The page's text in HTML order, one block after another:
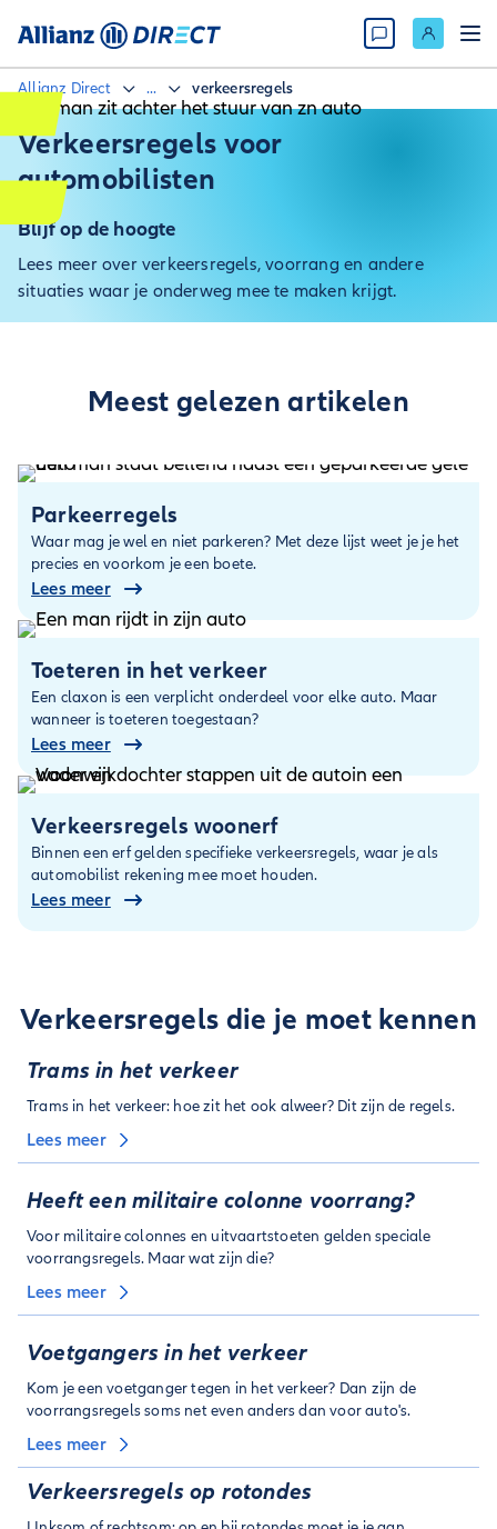
Allianz Direct ... verkeersregels
Verkeersregels voor
automobilisten
Blijf op de hoogte
Lees meer over verkeersregels, voorrang en andere
situaties waar je onderweg mee te maken krijgt.
Meest gelezen artikelen
Parkeerregels
Waar mag je wel en niet parkeren? Met deze lijst weet je je het
precies en voorkom je een boete.
Lees meer
Toeteren in het verkeer
Een claxon is een verplicht onderdeel voor elke auto. Maar
wanneer is toeteren toegestaan?
Lees meer
Verkeersregels woonerf
Binnen een erf gelden specifieke verkeersregels, waar je als
automobilist rekening mee moet houden.
Lees meer
Verkeersregels die je moet kennen
Trams in het verkeer
Trams in het verkeer: hoe zit het ook alweer? Dit zijn de regels.
Lees meer
Heeft een militaire colonne voorrang?
Voor militaire colonnes en uitvaartstoeten gelden speciale
voorrangsregels. Maar wat zijn die?
Lees meer
Voetgangers in het verkeer
Kom je een voetganger tegen in het verkeer? Dan zijn de
voorrangsregels soms net even anders dan voor auto's.
Lees meer
Verkeersregels op rotondes